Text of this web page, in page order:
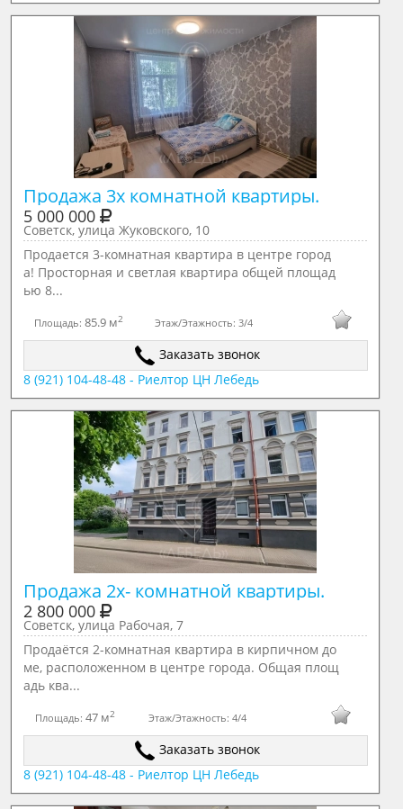
Продажа 3х комнатной квартиры.
5 000 000
Советск, улица Жуковского, 10
Продается 3-комнатная квартира в центре город
а! Просторная и светлая квартира общей площад
ью 8...
Площадь:85.9 м2 Этаж/Этажность: 3/4
Заказать звонок
8 (921) 104-48-48 - Риелтор ЦН Лебедь
Продажа 2х- комнатной квартиры.
2 800 000
Советск, улица Рабочая, 7
Продаётся 2-комнатная квартира в кирпичном до
ме, расположенном в центре города. Общая площ
адь ква...
Площадь:47 м2 Этаж/Этажность:4/4
Заказать звонок
8 (921) 104-48-48 - Риелтор ЦН Лебедь